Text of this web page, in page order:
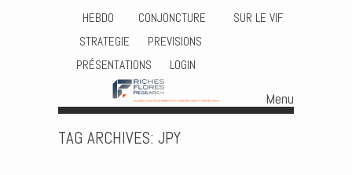
HEBDO CONJONCTURE
SUR LE VIF
STRATEGIE
PREVISIONS
PRÉSENTATIONS
LOGIN
Menu
TAG ARCHIVES: JPY